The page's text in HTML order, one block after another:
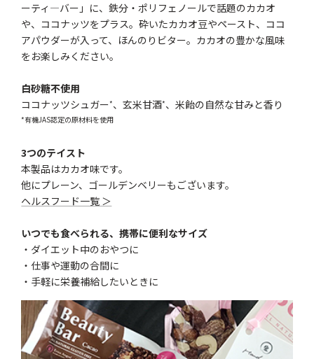
ーティ―バー」に、鉄分・ポリフェノールで話題のカカオ
や、ココナッツをプラス。砕いたカカオ豆やペースト、ココ
アパウダーが入って、ほんのりビター。カカオの豊かな風味
をお楽しみください。
白砂糖不使用
ココナッツシュガー*、玄米甘酒*、米飴の自然な甘みと香り
*有機JAS認定の原材料を使用
3つのテイスト
本製品はカカオ味です。
他にプレーン、ゴールデンベリーもございます。
ヘルスフード一覧 ＞
いつでも食べられる、携帯に便利なサイズ
・ダイエット中のおやつに
・仕事や運動の合間に
・手軽に栄養補給したいときに